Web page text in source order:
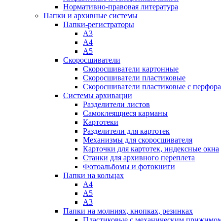
Нормативно-правовая литература
Папки и архивные системы
Папки-регистраторы
А3
А4
А5
Скоросшиватели
Скоросшиватели картонные
Скоросшиватели пластиковые
Скоросшиватели пластиковые с
Системы архивации
Разделители листов
Самоклеящиеся карманы
Картотеки
Разделители для картотек
Механизмы для скоросшивателя
Карточки для картотек, индексные окна
Станки для архивного переплета
Фотоальбомы и фотокниги
Папки на кольцах
А4
А5
А3
Папки на молниях, кнопках, резинках